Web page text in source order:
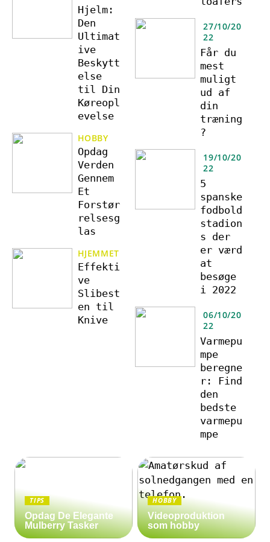
Hjelm:
Den
Ultimat
ive
Beskytt
else
til Din
Køreopl
evelse
HOBBY
Opdag
Verden
Gennem
Et
Forstør
relsesg
las
HJEMMET
Effekti
ve
Slibest
en til
Knive
27/10/20
22
Får du
mest
muligt
ud af
din
træning
?
19/10/20
22
5
spanske
fodbold
stadion
s der
er værd
at
besøge
i 2022
06/10/20
22
Varmepu
mpe
beregne
r: Find
den
bedste
varmepu
mpe
TIPS
Opdag De Elegante
Mulberry Tasker
HOBBY
Videoproduktion
som hobby